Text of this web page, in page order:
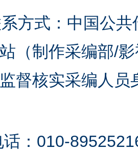
方式：中国公共
（制作采编部/
督核实采编人员
：010-
促振兴